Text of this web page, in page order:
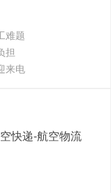
难题
担
来电
快递-航空物流